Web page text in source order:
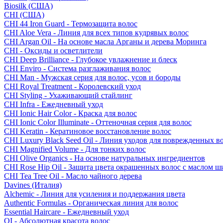
Biosilk (США)
CHI (США)
CHI 44 Iron Guard - Термозащита волос
CHI Aloe Vera - Линия для всех типов кудрявых волос
CHI Argan Oil - На основе масла Арганы и дерева Моринга
CHI - Оксиды и осветлители
CHI Deep Brilliance - Глубокое увлажнение и блеск
CHI Enviro - Система разглаживания волос
CHI Man - Мужская серия для волос, усов и бороды
CHI Royal Treatment - Королевский уход
CHI Styling - Ухаживающий стайлинг
CHI Infra - Ежедневный уход
CHI Ionic Hair Color - Краска для волос
CHI Ionic Color Illuminate - Оттеночная серия для волос
CHI Keratin - Кератиновое восстановление волос
CHI Luxury Black Seed Oil - Линия уходов для поврежденных
CHI Magnified Volume - Для тонких волос
CHI Olive Organics - На основе натуральных ингредиентов
CHI Rose Hip Oil - Защита цвета окрашенных волос с маслом
CHI Tea Tree Oil - Масло чайного дерева
Davines (Италия)
Alchemic - Линия для усиления и поддержания цвета
Authentic Formulas - Органическая линия для волос
Essential Haircare - Eжедневный уход
OI - Абсолютная красота волос